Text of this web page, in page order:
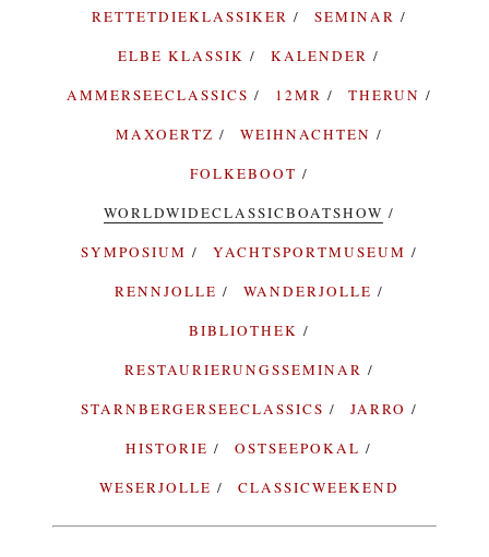
RETTETDIEKLASSIKER
SEMINAR
ELBE KLASSIK
KALENDER
AMMERSEECLASSICS
12MR
THERUN
MAXOERTZ
WEIHNACHTEN
FOLKEBOOT
WORLDWIDECLASSICBOATSHOW
SYMPOSIUM
YACHTSPORTMUSEUM
RENNJOLLE
WANDERJOLLE
BIBLIOTHEK
RESTAURIERUNGSSEMINAR
STARNBERGERSEECLASSICS
JARRO
HISTORIE
OSTSEEPOKAL
WESERJOLLE
CLASSICWEEKEND